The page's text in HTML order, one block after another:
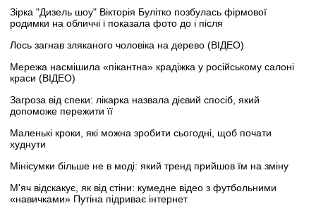
Зірка "Дизель шоу" Вікторія Булітко позбулась фірмової
родимки на обличчі і показала фото до і після
Лось загнав зляканого чоловіка на дерево (ВІДЕО)
Мережа насмішила «пікантна» крадіжка у російському салоні
краси (ВІДЕО)
Загроза від спеки: лікарка назвала дієвий спосіб, який
допоможе пережити її
Маленькі кроки, які можна зробити сьогодні, щоб почати
худнути
Мінісумки більше не в моді: який тренд прийшов їм на зміну
М'яч відскакує, як від стіни: кумедне відео з футбольними
«навичками» Путіна підриває інтернет